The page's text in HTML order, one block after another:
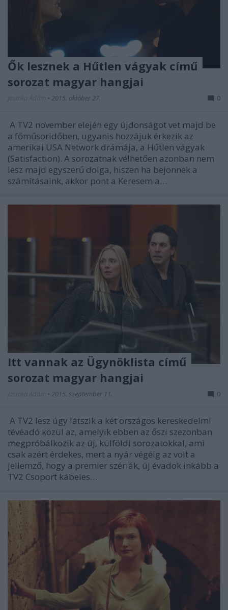
Ők lesznek a Hűtlen vágyak című
sorozat magyar hangjai
• 2015. október 27. 0
A TV2 november elején egy újdonságot vet majd be
a főműsoridőben, ugyanis hozzájuk érkezik az
amerikai USA Network drámája, a Hűtlen vágyak
(Satisfaction). A sorozatnak vélhetően azonban nem
lesz majd egyszerű dolga, hiszen ha bejönnek a
számításaink, akkor pont a Keresem a…
Itt vannak az Ügynöklista című
sorozat magyar hangjai
• 2015. szeptember 11. 0
A TV2 lesz úgy látszik a két országos kereskedelmi
tévéadó közül az, amelyik ebben az őszi szezonban
megpróbálkozik az új, külföldi sorozatokkal, ami
csak azért érdekes, mert a nyár végéig az volt a
jellemző, hogy a premier szériák, új évadok inkább a
TV2 Csoport kábeles…